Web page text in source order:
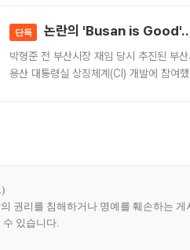
단독 논란의 'Busan is
박형준 전 부산시장 재임 당시 추진된 부
용산 대통령실 상징체계(CI) 개발에 참여